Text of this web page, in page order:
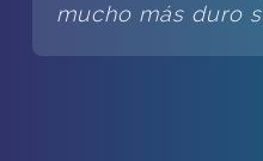
mucho más duro